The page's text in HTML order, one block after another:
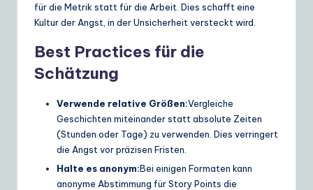
für die Metrik statt für die Arbeit. Dies schafft eine
Kultur der Angst, in der Unsicherheit versteckt wird.
Best Practices für die
Schätzung
Verwende relative Größen:Vergleiche
Geschichten miteinander statt absolute Zeiten
(Stunden oder Tage) zu verwenden. Dies verringert
die Angst vor präzisen Fristen.
Halte es anonym:Bei einigen Formaten kann
anonyme Abstimmung für Story Points die